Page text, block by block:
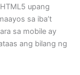
upang
sa iba’t
sa mobile ay
ang bilang ng